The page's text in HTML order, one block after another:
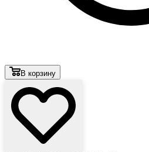
В корзину